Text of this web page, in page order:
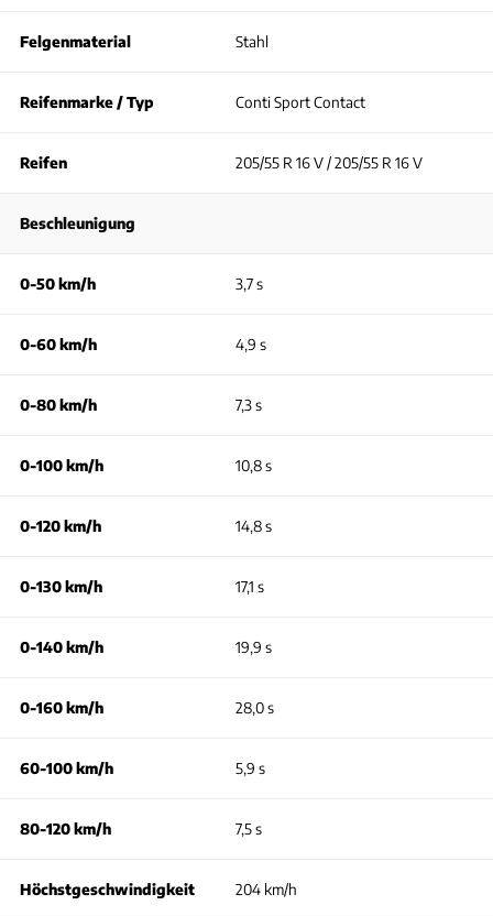
Felgenmaterial Stahl
Reifenmarke / Typ Conti Sport Contact
Reifen 205/55 R 16 V / 205/55 R 16 V
Beschleunigung
0-50 km/h 3,7 s
0-60 km/h 4,9 s
0-80 km/h 7,3 s
0-100 km/h 10,8 s
0-120 km/h 14,8 s
0-130 km/h 17,1 s
0-140 km/h 19,9 s
0-160 km/h 28,0 s
60-100 km/h 5,9 s
80-120 km/h 7,5 s
Höchstgeschwindigkeit 204 km/h